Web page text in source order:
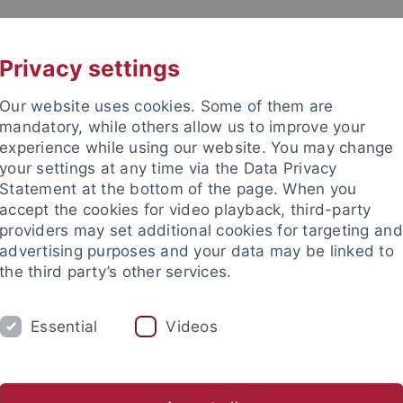
FORSCHUNG
Privacy settings
Our website uses cookies. Some of them are
mandatory, while others allow us to improve your
experience while using our website. You may change
your settings at any time via the Data Privacy
Statement at the bottom of the page. When you
accept the cookies for video playback, third-party
providers may set additional cookies for targeting and
advertising purposes and your data may be linked to
the third party’s other services.
Essential Videos